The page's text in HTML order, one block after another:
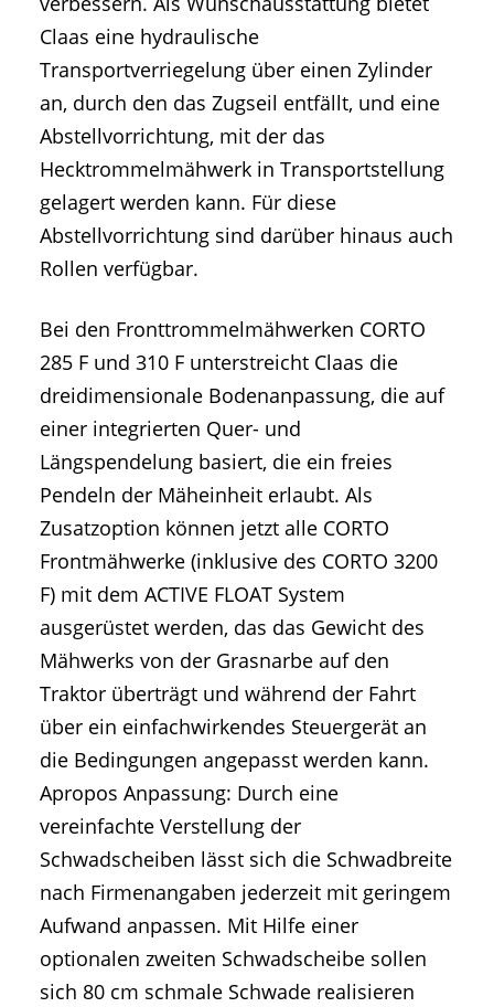
Claas eine hydraulische
Transportverriegelung über einen Zylinder
an, durch den das Zugseil entfällt, und eine
Abstellvorrichtung, mit der das
Hecktrommelmähwerk in Transportstellung
gelagert werden kann. Für diese
Abstellvorrichtung sind darüber hinaus auch
Rollen verfügbar.
Bei den Fronttrommelmähwerken CORTO
285 F und 310 F unterstreicht Claas die
dreidimensionale Bodenanpassung, die auf
einer integrierten Quer- und
Längspendelung basiert, die ein freies
Pendeln der Mäheinheit erlaubt. Als
Zusatzoption können jetzt alle CORTO
Frontmähwerke (inklusive des CORTO 3200
F) mit dem ACTIVE FLOAT System
ausgerüstet werden, das das Gewicht des
Mähwerks von der Grasnarbe auf den
Traktor überträgt und während der Fahrt
über ein einfachwirkendes Steuergerät an
die Bedingungen angepasst werden kann.
Apropos Anpassung: Durch eine
vereinfachte Verstellung der
Schwadscheiben lässt sich die Schwadbreite
nach Firmenangaben jederzeit mit geringem
Aufwand anpassen. Mit Hilfe einer
optionalen zweiten Schwadscheibe sollen
sich 80 cm schmale Schwade realisieren